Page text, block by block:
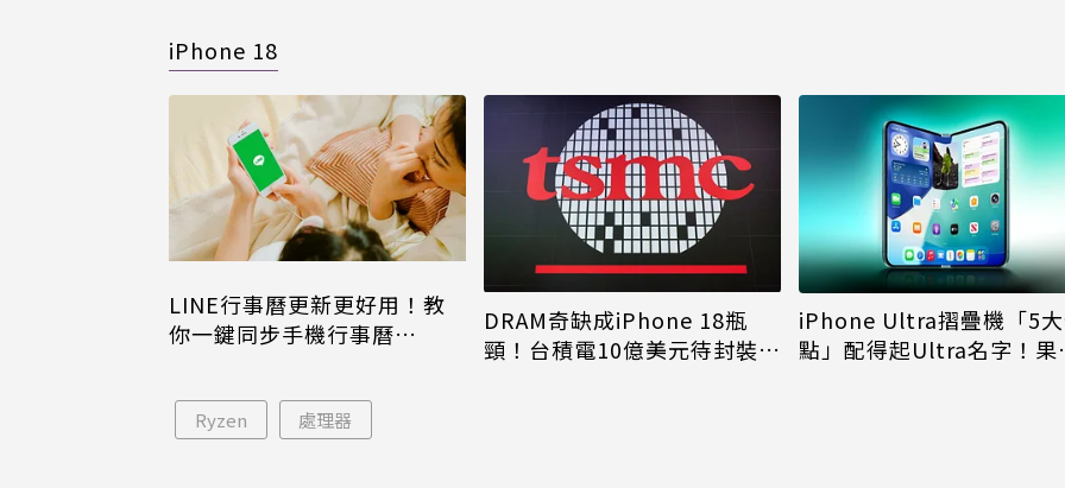
iPhone 18
LINE行事曆更新更好用！教
你一鍵同步手機行事曆
DRAM奇缺成iPhone 18瓶
頸！台積電10億美元待封裝晶
iPhone Ultra摺疊機「5
點」配得起Ultra名字！果
Ryzen 處理器